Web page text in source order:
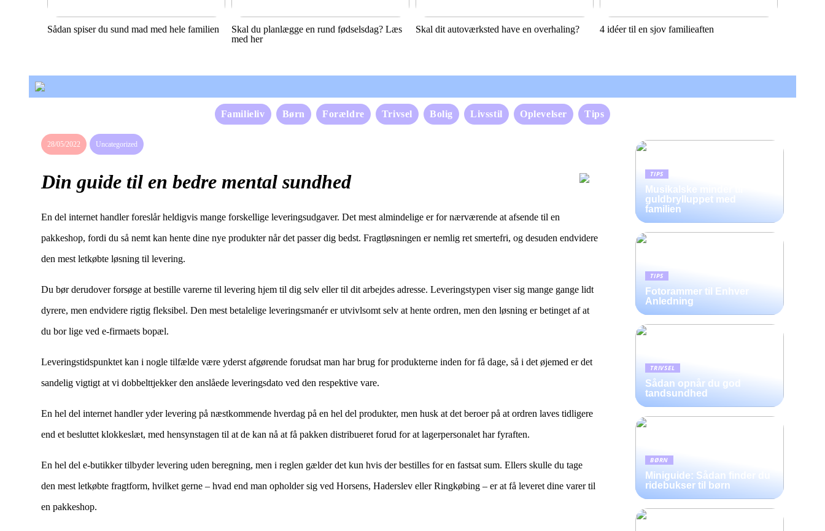
Sådan spiser du sund mad med hele familien
Skal du planlægge en rund fødselsdag? Læs
med her
Skal dit autoværksted have en overhaling? 4 idéer til en sjov familieaften
Familieliv Børn Forældre Trivsel Bolig Livsstil Oplevelser Tips
28/05/2022 Uncategorized
Din guide til en bedre mental sundhed
En del internet handler foreslår heldigvis mange forskellige leveringsudgaver. Det mest almindelige er for nærværende at afsende til en
pakkeshop, fordi du så nemt kan hente dine nye produkter når det passer dig bedst. Fragtløsningen er nemlig ret smertefri, og desuden endvidere
den mest letkøbte løsning til levering.
Du bør derudover forsøge at bestille varerne til levering hjem til dig selv eller til dit arbejdes adresse. Leveringstypen viser sig mange gange lidt
dyrere, men endvidere rigtig fleksibel. Den mest betalelige leveringsmanér er utvivlsomt selv at hente ordren, men den løsning er betinget af at
du bor lige ved e-firmaets bopæl.
Leveringstidspunktet kan i nogle tilfælde være yderst afgørende forudsat man har brug for produkterne inden for få dage, så i det øjemed er det
sandelig vigtigt at vi dobbelttjekker den anslåede leveringsdato ved den respektive vare.
En hel del internet handler yder levering på næstkommende hverdag på en hel del produkter, men husk at det beroer på at ordren laves tidligere
end et besluttet klokkeslæt, med hensynstagen til at de kan nå at få pakken distribueret forud for at lagerpersonalet har fyraften.
En hel del e-butikker tilbyder levering uden beregning, men i reglen gælder det kun hvis der bestilles for en fastsat sum. Ellers skulle du tage
den mest letkøbte fragtform, hvilket gerne – hvad end man opholder sig ved Horsens, Haderslev eller Ringkøbing – er at få leveret dine varer til
en pakkeshop.
TIPS
Musikalske minder til
guldbrylluppet med
familien
TIPS
Fotorammer til Enhver
Anledning
TRIVSEL
Sådan opnår du god
tandsundhed
BØRN
Miniguide: Sådan finder du
ridebukser til børn